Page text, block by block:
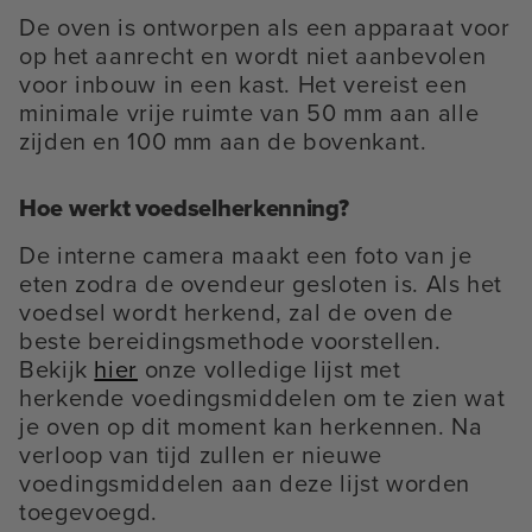
De oven is ontworpen als een apparaat voor
op het aanrecht en wordt niet aanbevolen
voor inbouw in een kast. Het vereist een
minimale vrije ruimte van 50 mm aan alle
zijden en 100 mm aan de bovenkant.
Hoe werkt voedselherkenning?
De interne camera maakt een foto van je
eten zodra de ovendeur gesloten is. Als het
voedsel wordt herkend, zal de oven de
beste bereidingsmethode voorstellen.
Bekijkhieronze volledige lijst met
herkende voedingsmiddelen om te zien wat
je oven op dit moment kan herkennen. Na
verloop van tijd zullen er nieuwe
voedingsmiddelen aan deze lijst worden
toegevoegd.